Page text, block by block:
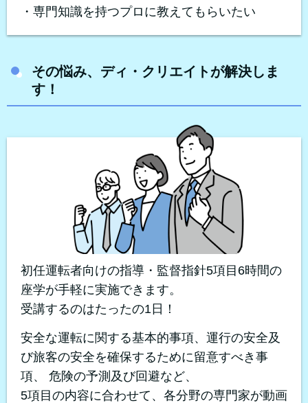
・専門知識を持つプロに教えてもらいたい
その悩み、ディ・クリエイトが解決しま
す！
初任運転者向けの指導・監督指針5項目6時間の
座学が手軽に実施できます。
受講するのはたったの1日！
安全な運転に関する基本的事項、運行の安全及
び旅客の安全を確保するために留意すべき事
項、 危険の予測及び回避など、
5項目の内容に合わせて、各分野の専門家が動画